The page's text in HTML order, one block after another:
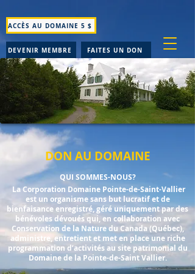
ACCÈS AU DOMAINE 5 $
DEVENIR MEMBRE FAITES UN DON
DON AU DOMAINE
QUI SOMMES-NOUS?
La Corporation Domaine Pointe-de-Saint-Vallier
est un organisme sans but lucratif et de
bienfaisance enregistré, géré uniquement par des
bénévoles dévoués qui, en collaboration avec
Conservation de la Nature du Canada (Québec),
administre, entretient et met en place une riche
programmation d’activités au site patrimonial du
Domaine de la Pointe-de-Saint Vallier.